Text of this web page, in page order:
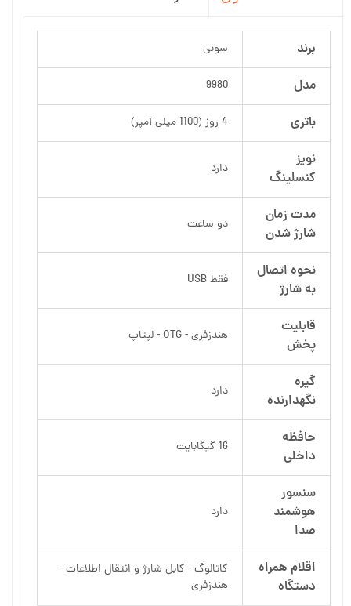
برند سونی
مدل 9980
باتری 4 روز (1100 میلی آمپر)
نویز
کنسلینگ
دارد
مدت زمان
شارژ شدن
دو ساعت
نحوه اتصال
به شارژ
فقط USB
قابلیت
پخش
هندزفری - OTG - لپتاپ
گیره
نگهدارنده
دارد
حافظه
داخلی
16 گیگابایت
سنسور
هوشمند
صدا
دارد
اقلام همراه
دستگاه
کاتالوگ - کابل شارژ و انتقال اطلاعات -
هندزفری